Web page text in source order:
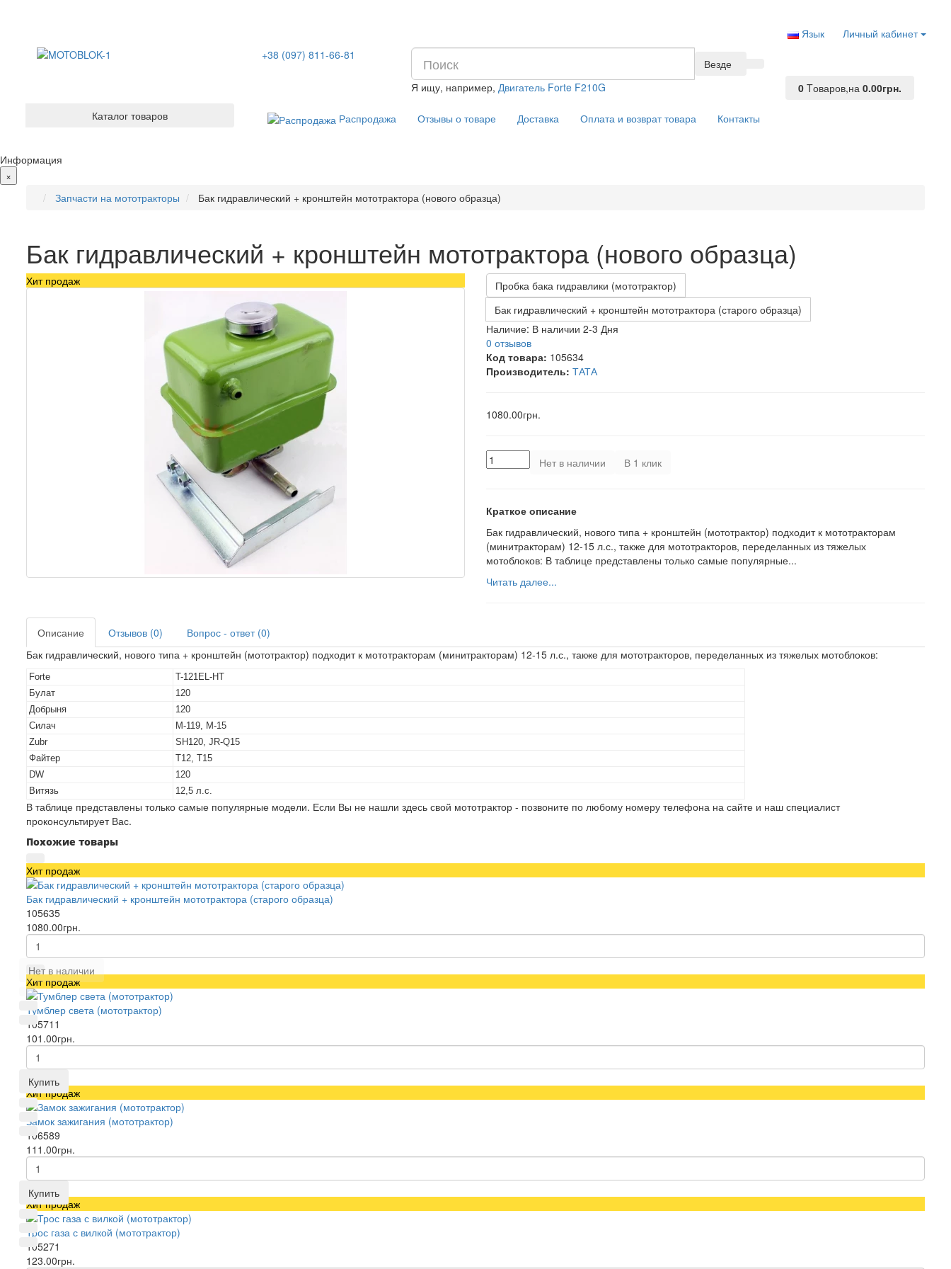
Личный кабинет
Язык
+38 (097) 811-66-81
Везде
Я ищу, например,Двигатель Forte F210G 0 Tоваров,на0.00грн.
Каталог товаров
Распродажа Отзывы о товаре Доставка Оплата и возврат товара Контакты
Информация
×
Запчасти на мототракторы
Бак гидравлический + кронштейн мототрактора (нового образца)
Бак гидравлический + кронштейн мототрактора (нового образца)
Хит продаж
Пробка бака гидравлики (мототрактор)
Бак гидравлический + кронштейн мототрактора (старого образца)
Наличие: В наличии 2-3 Дня
0 отзывов
Код товара: 105634
Производитель: ТАТА
1080.00грн.
Нет в наличии В 1 клик
Краткое описание
Бак гидравлический, нового типа + кронштейн (мототрактор) подходит к мототракторам
(минитракторам) 12-15 л.с., также для мототракторов, переделанных из тяжелых
мотоблоков: В таблице представлены только самые популярные...
Читать далее...
Описание Отзывов (0)
Вопрос - ответ (0)
Бак гидравлический, нового типа + кронштейн (мототрактор) подходит к мототракторам (минитракторам) 12-15 л.с., также для мототракторов, переделанных из тяжелых мотоблоков:
Forte
T-121EL-HT
Булат
120
Добрыня
120
Силач
М-119, М-15
Zubr
SH120, JR-Q15
Файтер
Т12, Т15
DW
120
Витязь
12,5 л.с.
В таблице представлены только самые популярные модели. Если Вы не нашли здесь свой мототрактор - позвоните по любому номеру телефона на сайте и наш специалист
проконсультирует Вас.
Похожие товары
Хит продаж
Бак гидравлический + кронштейн мототрактора (старого образца)
105635
1080.00грн.
Нет в наличии
Хит продаж
Тумблер света (мототрактор)
105711
101.00грн.
Купить
Хит продаж
Замок зажигания (мототрактор)
106589
111.00грн.
Купить
Хит продаж
Трос газа с вилкой (мототрактор)
105271
123.00грн.